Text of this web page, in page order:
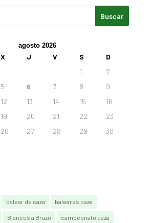
agosto 2026
X J V S
D
1
2
5 6 7 8
9
12 13 14 15
16
19 20 21 22
23
26 27 28 29
30
balear de caza baleares caza
Blancos a Brazo campeonato caza